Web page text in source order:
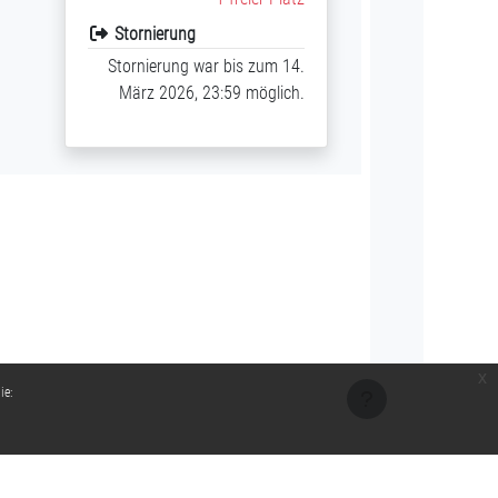
Stornierung
Stornierung war bis zum 14.
März 2026, 23:59 möglich.